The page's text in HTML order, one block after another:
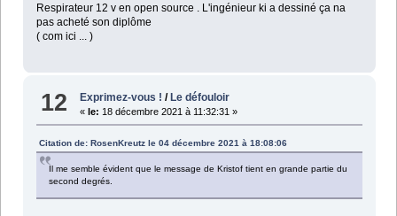
Respirateur 12 v en open source . L'ingénieur ki a dessiné ça na
pas acheté son diplôme
( com ici ... )
12 Exprimez-vous ! / Le défouloir
«le: 18 décembre 2021 à 11:32:31 »
Citation de: RosenKreutz le 04 décembre 2021 à 18:08:06
Il me semble évident que le message de Kristof tient en grande partie du
second degrés.